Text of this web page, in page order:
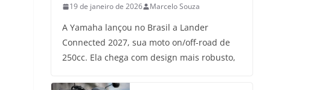
19 de janeiro de 2026 Marcelo Souza
A Yamaha lançou no Brasil a Lander
Connected 2027, sua moto on/off-road de
250cc. Ela chega com design mais robusto,